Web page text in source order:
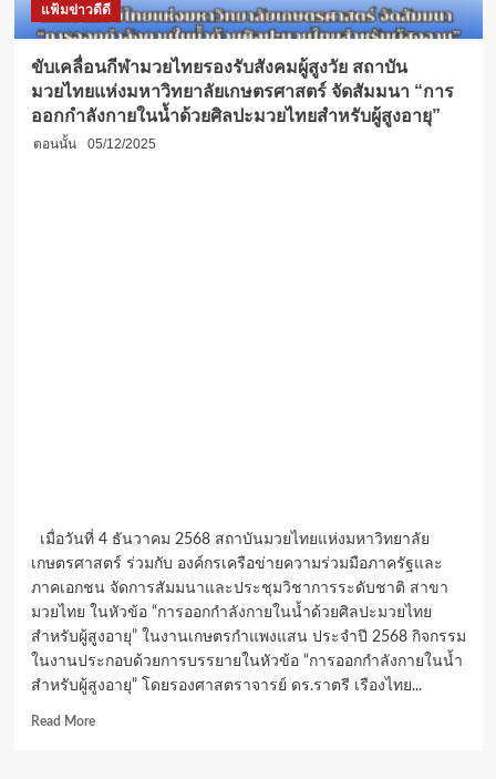
แฟ้มข่าวดีดี
ขับเคลื่อนกีฬามวยไทยรองรับสังคมผู้สูงวัย สถาบัน
มวยไทยแห่งมหาวิทยาลัยเกษตรศาสตร์ จัดสัมมนา “การ
ออกกำลังกายในน้ำด้วยศิลปะมวยไทยสำหรับผู้สูงอายุ”
ตอนนั้น 05/12/2025
เมื่อวันที่ 4 ธันวาคม 2568 สถาบันมวยไทยแห่งมหาวิทยาลัย
เกษตรศาสตร์ ร่วมกับ องค์กรเครือข่ายความร่วมมือภาครัฐและ
ภาคเอกชน จัดการสัมมนาและประชุมวิชาการระดับชาติ สาขา
มวยไทย ในหัวข้อ “การออกกำลังกายในน้ำด้วยศิลปะมวยไทย
สำหรับผู้สูงอายุ” ในงานเกษตรกำแพงแสน ประจำปี 2568 กิจกรรม
ในงานประกอบด้วยการบรรยายในหัวข้อ “การออกกำลังกายในน้ำ
สำหรับผู้สูงอายุ” โดยรองศาสตราจารย์ ดร.ราตรี เรืองไทย...
Read MoreRead